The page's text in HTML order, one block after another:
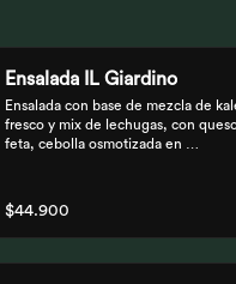
Ensalada IL Giardino
Ensalada con base de mezcla de
fresco y mix de lechugas, con
feta, cebolla osmotizada en
Acompañada de nuestro jugoso
Pollo Romero y finalizada con cipolla
corcante.
$44.900